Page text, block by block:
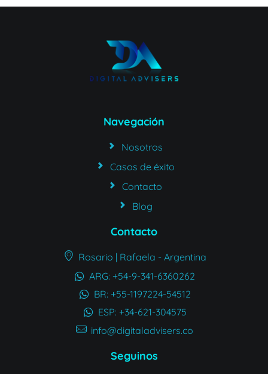
Navegación
Nosotros
Casos de éxito
Contacto
Blog
Contacto
Rosario | Rafaela - Argentina
ARG: +54-9-341-6360262
BR: +55-1197224-54512
ESP: +34-621-304575
info@digitaladvisers.co
Seguinos